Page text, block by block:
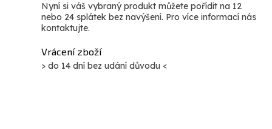
Nyní si váš vybraný produkt můžete pořídit na 12
nebo 24 splátek bez navýšení. Pro více informací nás
kontaktujte.
Vrácení zboží
> do 14 dní bez udání důvodu <